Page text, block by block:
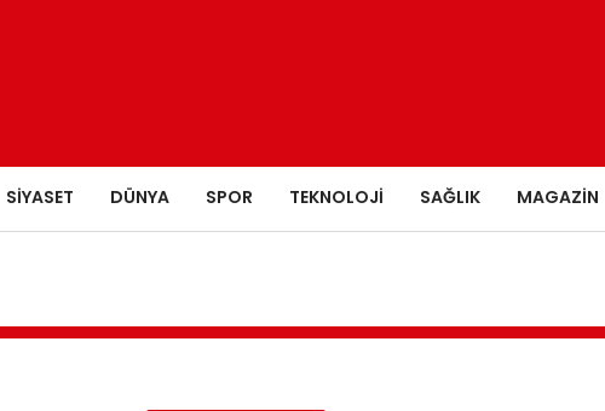
SIYASET DÜNYA SPOR TEKNOLOJI SAĞLIK MAGAZIN